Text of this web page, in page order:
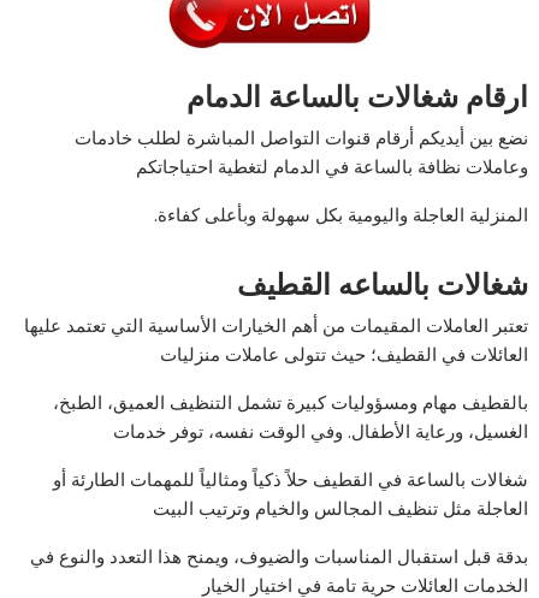
ارقام شغالات بالساعة الدمام
نضع بين أيديكم أرقام قنوات التواصل المباشرة لطلب خادمات
وعاملات نظافة بالساعة في الدمام لتغطية احتياجاتكم
المنزلية العاجلة واليومية بكل سهولة وبأعلى كفاءة.
شغالات بالساعه القطيف
تعتبر العاملات المقيمات من أهم الخيارات الأساسية التي تعتمد عليها
العائلات في القطيف؛ حيث تتولى عاملات منزليات
بالقطيف مهام ومسؤوليات كبيرة تشمل التنظيف العميق، الطبخ،
الغسيل، ورعاية الأطفال. وفي الوقت نفسه، توفر خدمات
شغالات بالساعة في القطيف حلاً ذكياً ومثالياً للمهمات الطارئة أو
العاجلة مثل تنظيف المجالس والخيام وترتيب البيت
بدقة قبل استقبال المناسبات والضيوف، ويمنح هذا التعدد والنوع في
الخدمات العائلات حرية تامة في اختيار الخيار